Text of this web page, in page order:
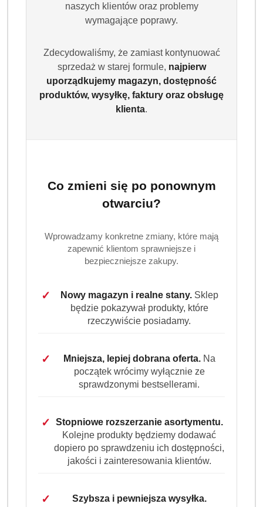
naszych klientów oraz problemy
wymagające poprawy.
Zdecydowaliśmy, że zamiast kontynuować
sprzedaż w starej formule, najpierw
uporządkujemy magazyn, dostępność
produktów, wysyłkę, faktury oraz obsługę
klienta.
Co zmieni się po ponownym
otwarciu?
Wprowadzamy konkretne zmiany, które mają
zapewnić klientom sprawniejsze i
bezpieczniejsze zakupy.
✓ Nowy magazyn i realne stany.Sklep
będzie pokazywał produkty, które
rzeczywiście posiadamy.
✓ Mniejsza, lepiej dobrana oferta.Na
początek wrócimy wyłącznie ze
sprawdzonymi bestsellerami.
✓
Stopniowe rozszerzanie asortymentu.
Kolejne produkty będziemy dodawać
dopiero po sprawdzeniu ich dostępności,
jakości i zainteresowania klientów.
✓
Szybsza i pewniejsza wysyłka.